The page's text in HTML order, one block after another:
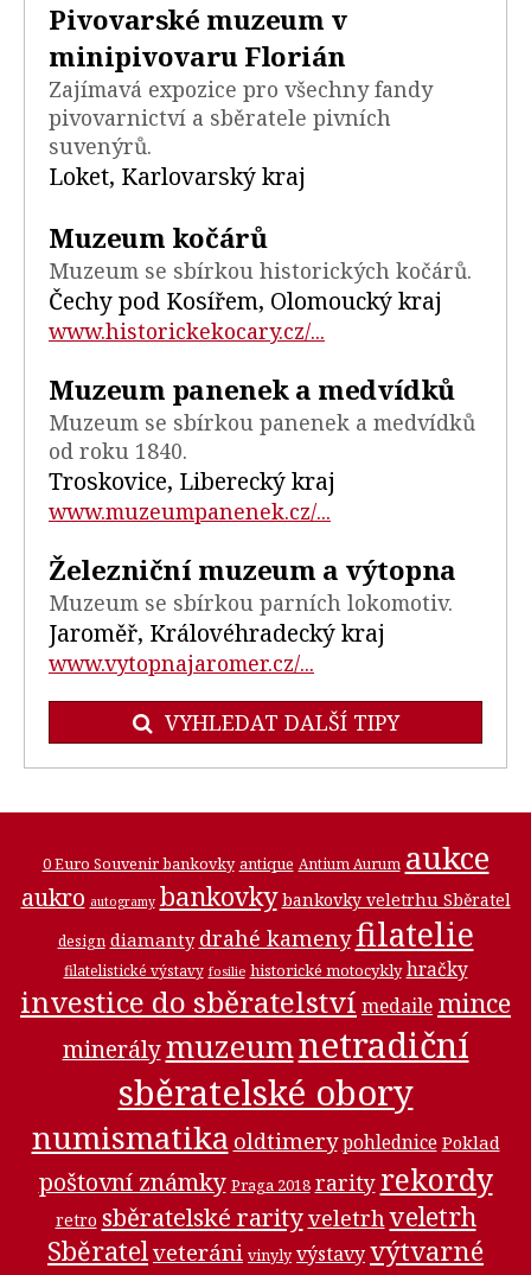
Pivovarské muzeum v
minipivovaru Florián
Zajímavá expozice pro všechny fandy
pivovarnictví a sběratele pivních
suvenýrů.
Loket, Karlovarský kraj
Muzeum kočárů
Muzeum se sbírkou historických kočárů.
Čechy pod Kosířem, Olomoucký kraj
www.historickekocary.cz/...
Muzeum panenek a medvídků
Muzeum se sbírkou panenek a medvídků
od roku 1840.
Troskovice, Liberecký kraj
www.muzeumpanenek.cz/...
Železniční muzeum a výtopna
Muzeum se sbírkou parních lokomotiv.
Jaroměř, Královéhradecký kraj
www.vytopnajaromer.cz/...
VYHLEDAT DALŠÍ TIPY
0 Euro Souvenir bankovky antique Antium Aurum aukce
aukro autogramy bankovky bankovky veletrhu Sběratel
design diamanty drahé kamenyfilatelie
filatelistické výstavy fosilie historické motocykly hračky
investice do sběratelství medaile mince
minerálymuzeumnetradiční
sběratelské obory
numismatika oldtimery pohlednice Poklad
poštovní známky Praga 2018 rarity rekordy
retro sběratelské rarityveletrhveletrh
Sběratelveteráni vinyly výstavyvýtvarné